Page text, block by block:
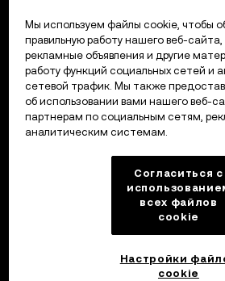
Мы используем файлы cookie, чтобы
правильную работу нашего веб-
рекламные объявления и другие
работу функций социальных сетей и
сетевой трафик. Мы также
об использовании вами нашего веб-
партнерам по социальным сетям,
аналитическим системам.
Согласиться с
всех файлов
cookie
Настройки
cookie